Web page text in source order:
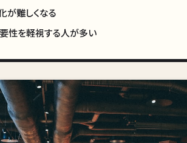
が難しくなる
性を軽視する人が多い